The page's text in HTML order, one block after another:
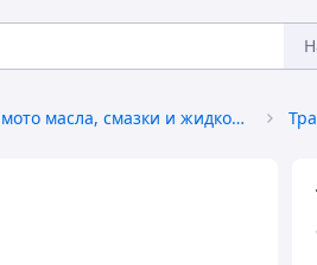
Авто, мото масла, смазки и жидкости